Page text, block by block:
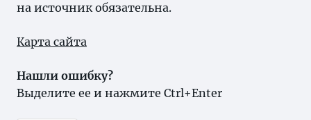
на источник обязательна.
Карта сайта
Нашли ошибку?
Выделите ее и нажмите Ctrl+Enter